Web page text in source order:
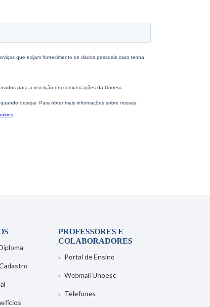
PROFESSORES E
COLABORADORES
Portal de Ensino
Webmail Unoesc
Telefones